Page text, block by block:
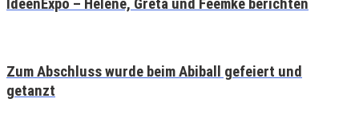
IdeenExpo – Helene, Greta und Feemke berichten
Zum Abschluss wurde beim Abiball gefeiert und
getanzt